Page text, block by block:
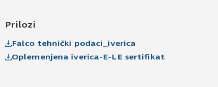
Prilozi
Falco tehnički podaci_iverica
Oplemenjena iverica-E-LE sertifikat